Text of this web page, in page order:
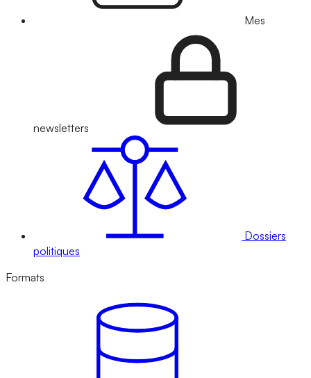
Mes
newsletters
Dossiers
politiques
Formats